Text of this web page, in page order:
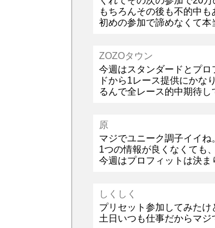
もちろんその後も不的中
初めの参加で諦めなくて本
ZOZOタウン
今週はスタンダードとプ
ドから1レース提供にかな
るんで全レース的中期待し
原
マジでユニーク調子イイね
1つの情報が良くなくても
今週はプロフィットは決ま
しくしく
プリセット参加してみた
土日いつも仕事だからマジ